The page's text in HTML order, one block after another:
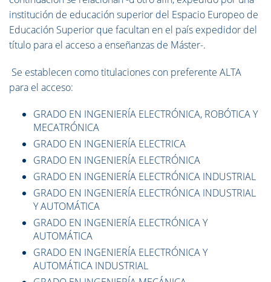
institución de educación superior del Espacio Europeo de
Educación Superior que facultan en el país expedidor del
título para el acceso a enseñanzas de Máster-.
Se establecen como titulaciones con preferente ALTA
para el acceso:
GRADO EN INGENIERÍA ELECTRÓNICA, ROBÓTICA Y
MECATRÓNICA
GRADO EN INGENIERÍA ELECTRICA
GRADO EN INGENIERÍA ELECTRÓNICA
GRADO EN INGENIERÍA ELECTRÓNICA INDUSTRIAL
GRADO EN INGENIERÍA ELECTRÓNICA INDUSTRIAL
Y AUTOMÁTICA
GRADO EN INGENIERÍA ELECTRÓNICA Y
AUTOMÁTICA
GRADO EN INGENIERÍA ELECTRÓNICA Y
AUTOMÁTICA INDUSTRIAL